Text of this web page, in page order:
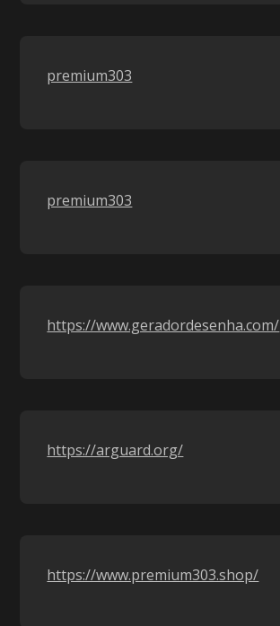
premium303
premium303
https://www.geradordesenha.com/
https://arguard.org/
https://www.premium303.shop/